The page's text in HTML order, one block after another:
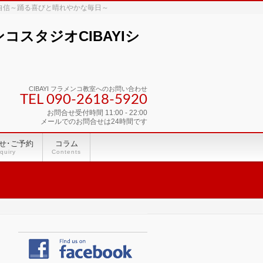
～踊る喜びと晴れやかな毎日～
スタジオCIBAYIシ
CIBAYI フラメンコ教室へのお問い合わせ
TEL 090-2618‐5920
お問合せ受付時間 11:00 - 22:00
メールでのお問合せは24時間です
･ご予約 コラム
Contents